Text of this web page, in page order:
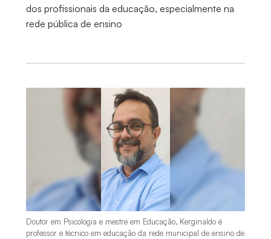
dos profissionais da educação, especialmente na
rede pública de ensino
Doutor em Psicologia e mestre em Educação, Kerginaldo é
professor e técnico em educação da rede municipal de ensino de